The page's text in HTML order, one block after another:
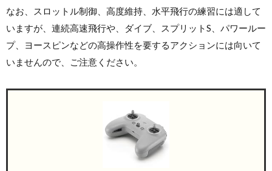
なお、スロットル制御、高度維持、水平飛行の練習には適して
いますが、連続高速飛行や、ダイブ、スプリットS、パワールー
プ、ヨースピンなどの高操作性を要するアクションには向いて
いませんので、ご注意ください。